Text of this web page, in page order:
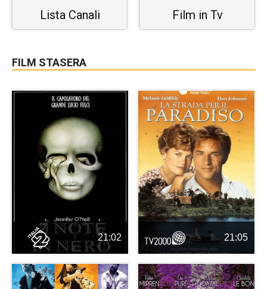
Lista Canali Film in Tv
FILM STASERA
21:02 21:05